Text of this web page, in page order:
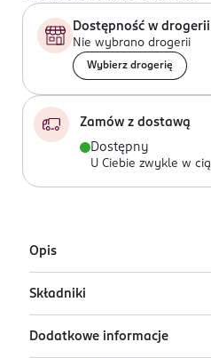
Dostępność w drogerii
Nie wybrano drogerii
Wybierz drogerię
Zamów z dostawą
Dostępny
U Ciebie zwykle w
Opis
Kryjący podkład w kompakcie
Cushion w kolorze 23N Sand.
wykończenie i do 72 godzin
Składniki
Ingredients: : AQUA,
Dodatkowe informacje